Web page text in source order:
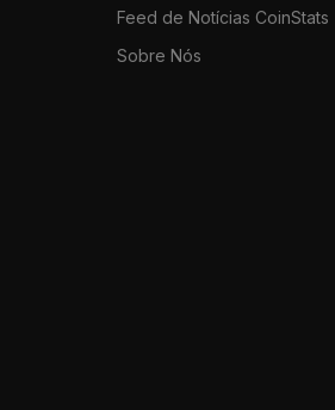
Feed de Notícias CoinStats
Sobre Nós